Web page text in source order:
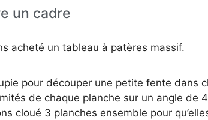
un cadre
acheté un tableau à patères massif.
pour découper une petite fente dans
de chaque planche sur un angle de
cloué 3 planches ensemble pour